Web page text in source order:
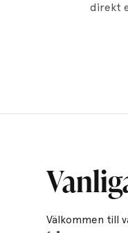
direkt
Välkommen till